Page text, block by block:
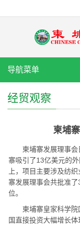
导航菜单
经贸观察
柬埔
柬埔寨发展理事
寨吸引了13亿美元的
上，项目主要涉及纺
寨发展理事会共批准
位。
柬埔寨皇家科学
国直接投资大幅增长